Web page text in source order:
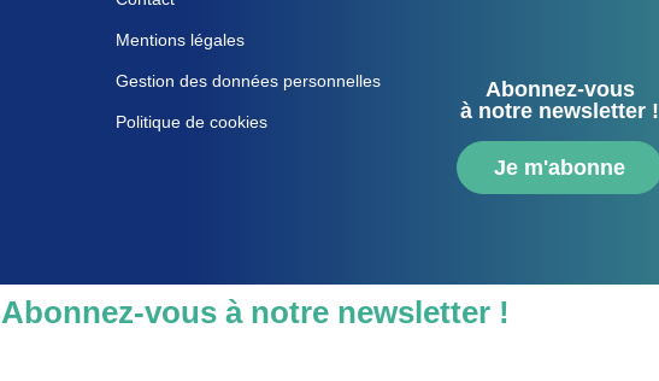
Mentions légales
Gestion des données personnelles
Politique de cookies
Abonnez-vous
à notre newsletter !
Je m'abonne
Abonnez-vous à notre newsletter !